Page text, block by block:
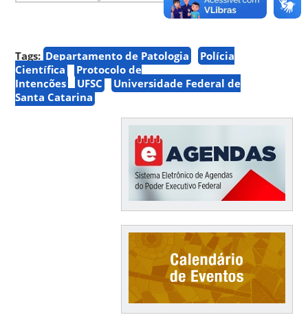
Tags: Departamento de Patologia
Polícia
Científica
Protocolo de
Intenções
UFSC
Universidade Federal de
Santa Catarina